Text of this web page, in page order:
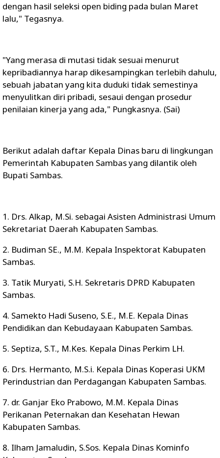
dengan hasil seleksi open biding pada bulan Maret
lalu," Tegasnya.
"Yang merasa di mutasi tidak sesuai menurut
kepribadiannya harap dikesampingkan terlebih dahulu,
sebuah jabatan yang kita duduki tidak semestinya
menyulitkan diri pribadi, sesaui dengan prosedur
penilaian kinerja yang ada," Pungkasnya. (Sai)
Berikut adalah daftar Kepala Dinas baru di lingkungan
Pemerintah Kabupaten Sambas yang dilantik oleh
Bupati Sambas.
1. Drs. Alkap, M.Si. sebagai Asisten Administrasi Umum
Sekretariat Daerah Kabupaten Sambas.
2. Budiman SE., M.M. Kepala Inspektorat Kabupaten
Sambas.
3. Tatik Muryati, S.H. Sekretaris DPRD Kabupaten
Sambas.
4. Samekto Hadi Suseno, S.E., M.E. Kepala Dinas
Pendidikan dan Kebudayaan Kabupaten Sambas.
5. Septiza, S.T., M.Kes. Kepala Dinas Perkim LH.
6. Drs. Hermanto, M.S.i. Kepala Dinas Koperasi UKM
Perindustrian dan Perdagangan Kabupaten Sambas.
7. dr. Ganjar Eko Prabowo, M.M. Kepala Dinas
Perikanan Peternakan dan Kesehatan Hewan
Kabupaten Sambas.
8. Ilham Jamaludin, S.Sos. Kepala Dinas Kominfo